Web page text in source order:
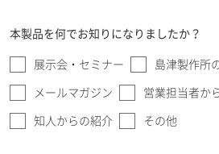
本製品を何でお知りになりましたか？
展示会・セミナー 島津製作所
メールマガジン 営業担当者か
知人からの紹介 その他